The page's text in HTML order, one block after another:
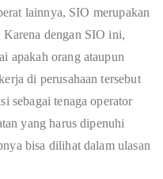
lainnya, SIO merupakan
dengan SIO ini,
apakah orang ataupun
di perusahaan tersebut
sebagai tenaga operator
yang harus dipenuhi
bisa dilihat dalam ulasan